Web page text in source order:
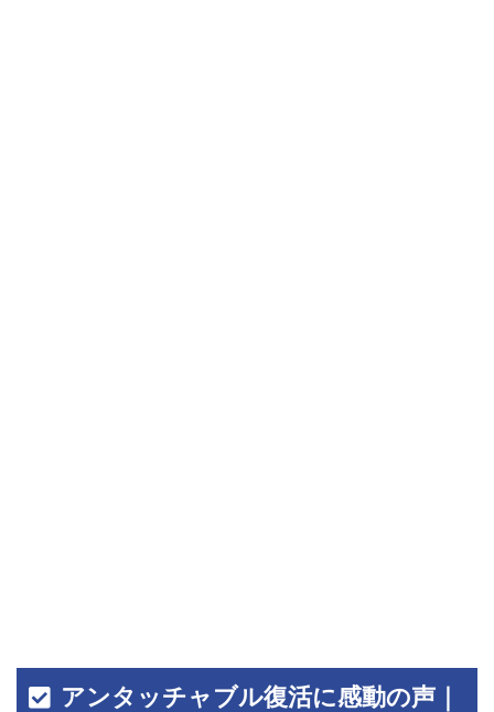
アンタッチャブル復活に感動の声｜